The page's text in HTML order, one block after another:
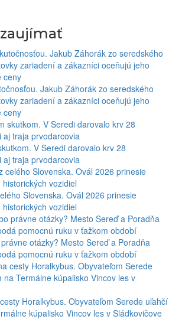
Jakub Záhorák zo seredského
zariadení a zákazníci oceňujú jeho
ceny
V Seredi darovalo krv 28
aj traja prvodarcovia
Slovenska. Ovál 2026 prinesie
vozidiel
otázky? Mesto Sereď a Poradňa
pomocnú ruku v ťažkom období
Horalkybus. Obyvateľom Serede uľahčí
kúpalisko Vincov les v Sládkovičove